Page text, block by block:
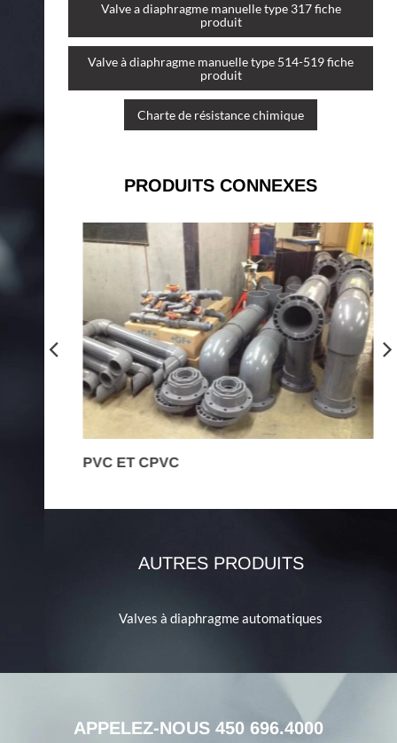
Valve a diaphragme manuelle type 317 fiche
produit
Valve à diaphragme manuelle type 514-519 fiche
produit
Charte de résistance chimique
PRODUITS CONNEXES
PVC ET CPVC
AUTRES PRODUITS
Valves à diaphragme automatiques
APPELEZ-NOUS 450 696.4000